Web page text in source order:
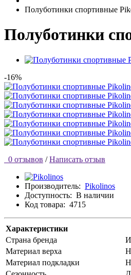
Полуботинки спортивные
Полуботинки
-16%
0 отзывов / Написать отзыв
Производитель: Pikolinos
Доступность: В наличии
Код товара: 4715
Характеристики
Страна бренда
Материал верха
Материал подкладки